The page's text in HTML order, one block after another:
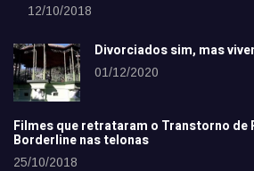
12/10/2018
Divorciados sim, mas
01/12/2020
Filmes que retrataram o Transtorno de
Borderline nas telonas
25/10/2018